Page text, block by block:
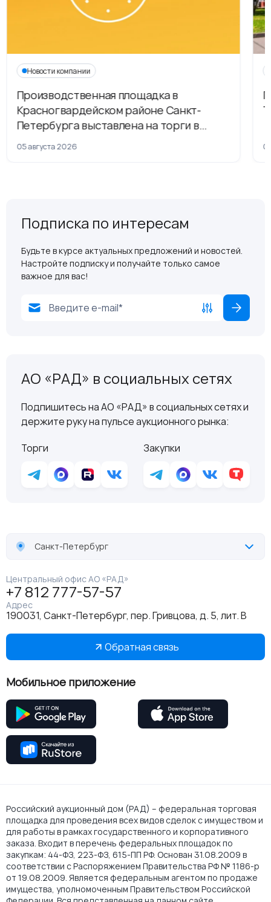
Новости компании
Производственная площадка в
Красногвардейском районе Санкт-
Петербурга выставлена на торги в
рамках приватизации
05 августа 2026
Подписка по интересам
Будьте в курсе актуальных предложений и новостей.
Настройте подписку и получайте только самое
важное для вас!
АО «РАД» в социальных сетях
Подпишитесь на АО «РАД» в социальных сетях и
держите руку на пульсе аукционного рынка:
Торги
Закупки
Санкт-Петербург
Центральный офис АО «РАД»
+7 812 777-57-57
Адрес
190031, Санкт-Петербург, пер. Гривцова, д. 5, лит. В
Обратная связь
Мобильное приложение
Российский аукционный дом (РАД) – федеральная торговая
площадка для проведения всех видов сделок с имуществом и
для работы в рамках государственного и корпоративного
заказа. Входит в перечень федеральных площадок по
закупкам: 44-ФЗ, 223-ФЗ, 615-ПП РФ. Основан 31.08.2009 в
соответствии с Распоряжением Правительства РФ № 1186-р
от 19.08.2009. Является федеральным агентом по продаже
имущества, уполномоченным Правительством Российской